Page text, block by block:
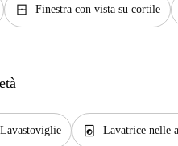
window_closed Finestra con vista su cortile
Lavastoviglie local_laundry_service Lavatrice nelle